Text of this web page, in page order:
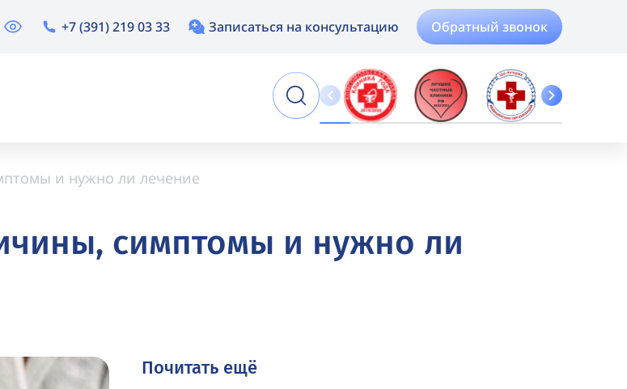
+7 (391) 219 03 33 Записаться на консультацию Обратный звонок
и нужно ли лечение
симптомы и нужно ли
Почитать ещё
Online